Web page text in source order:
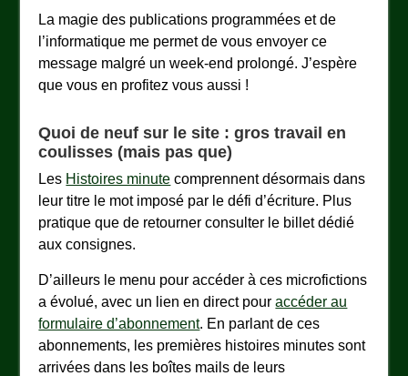
La magie des publications programmées et de
l’informatique me permet de vous envoyer ce
message malgré un week-end prolongé. J’espère
que vous en profitez vous aussi !
Quoi de neuf sur le site : gros travail en
coulisses (mais pas que)
Les Histoires minute comprennent désormais dans
leur titre le mot imposé par le défi d’écriture. Plus
pratique que de retourner consulter le billet dédié
aux consignes.
D’ailleurs le menu pour accéder à ces microfictions
a évolué, avec un lien en direct pouraccéder au
formulaire d’abonnement. En parlant de ces
abonnements, les premières histoires minutes sont
arrivées dans les boîtes mails de leurs